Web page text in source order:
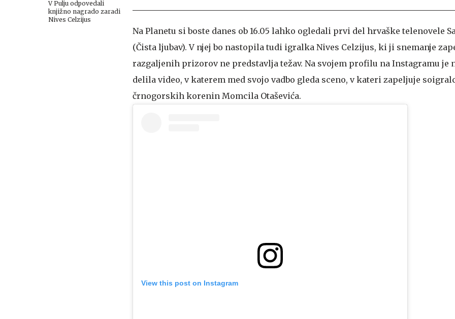
V Pulju odpovedali
knjižno nagrado zaradi
Nives Celzijus
Na Planetu si boste danes ob 16.05 lahko ogledali prvi del hrvaške telenovele
(Čista ljubav). V njej bo nastopila tudi igralka Nives Celzijus, ki ji snemanje
razgaljenih prizorov ne predstavlja težav. Na svojem profilu na Instagramu je
delila video, v katerem med svojo vadbo gleda sceno, v kateri zapeljuje
črnogorskih korenin Momcila Otaševića.
View this post on Instagram